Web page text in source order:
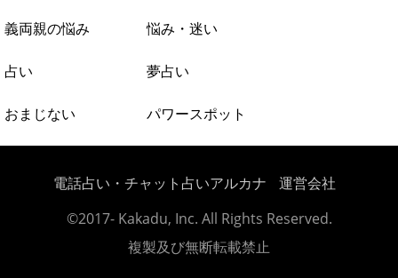
義両親の悩み 悩み・迷い
占い 夢占い
おまじない パワースポット
電話占い・チャット占いアルカナ
運営会社
©2017- Kakadu, Inc. All Rights Reserved.
複製及び無断転載禁止